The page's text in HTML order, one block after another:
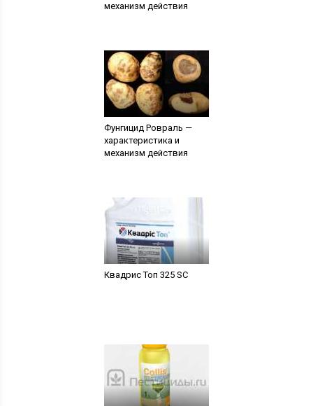
механизм действия
Фунгицид Ровраль —
характеристика и
механизм действия
Квадрис Топ 325 SC